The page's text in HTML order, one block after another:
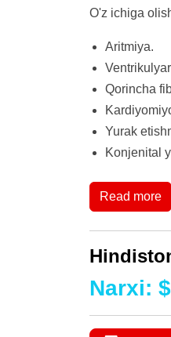
O'z ichiga
Aritmiya.
Qorincha
Yurak
Konjenital
Read more
Narxi: $